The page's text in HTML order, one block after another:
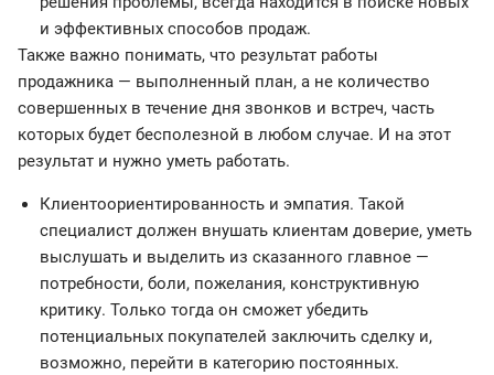
и эффективных способов продаж.
Также важно понимать, что результат работы
продажника — выполненный план, а не количество
совершенных в течение дня звонков и встреч, часть
которых будет бесполезной в любом случае. И на этот
результат и нужно уметь работать.
Клиентоориентированность и эмпатия. Такой
специалист должен внушать клиентам доверие, уметь
выслушать и выделить из сказанного главное —
потребности, боли, пожелания, конструктивную
критику. Только тогда он сможет убедить
потенциальных покупателей заключить сделку и,
возможно, перейти в категорию постоянных.